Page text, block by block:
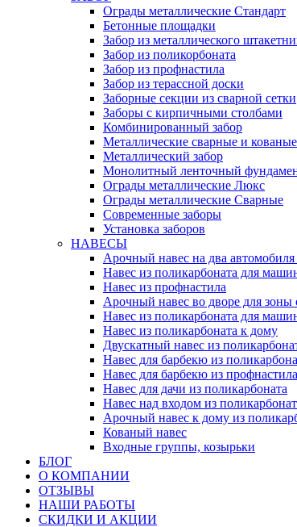
Ограды металлические Стандарт
Бетонные площадки
Забор из металлического
Забор из поликорбоната
Забор из профнастила
Забор из терассной доски
Заборные секции из сварной сетки
Заборы с кирпичными столбами
Комбинированный забор
Металлические сварные и
Металлический забор
Монолитный ленточный
Ограды металлические Люкс
Ограды металлические Сварные
Современные заборы
Установка заборов
НАВЕСЫ
Арочный навес на два автомобиля
Навес из поликарбоната для
Навес из профнастила
Арочный навес во дворе для зоны
Навес из поликарбоната для
Навес из поликарбоната к дому
Двускатный навес из
Навес для барбекю из
Навес для барбекю из профнастила
Навес для дачи из поликарбоната
Навес над входом из
Арочный навес к дому из
Кованый навес
Входные группы, козырьки
БЛОГ
О КОМПАНИИ
ОТЗЫВЫ
НАШИ РАБОТЫ
СКИДКИ И АКЦИИ